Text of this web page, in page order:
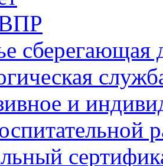
сберегающая
и